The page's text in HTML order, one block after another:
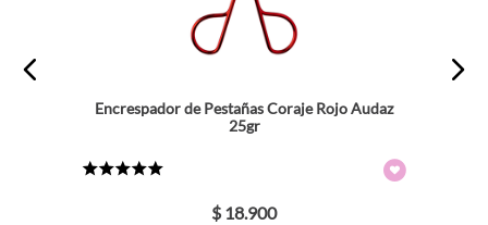
Encrespador de Pestañas Coraje Rojo Audaz
25gr
$ 18.900